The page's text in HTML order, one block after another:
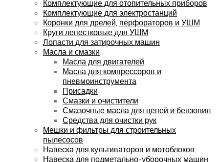
Комплектующие для отопительных приборов
Комплектующие для электростанций
Коронки для дрелей, перфораторов и УШМ
Круги лепестковые для УШМ
Лопасти для затирочных машин
Масла и смазки
Масла для двигателей
Масла для компрессоров и
пневмоинструмента
Присадки
Смазки и очистители
Смазочные масла для цепей и бензопил
Средства для очистки рук
Мешки и фильтры для строительных
пылесосов
Навеска для культиваторов и мотоблоков
Навеска для подметально-уборочных машин